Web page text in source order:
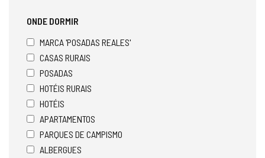
ONDE DORMIR
MARCA 'POSADAS REALES'
CASAS RURAIS
POSADAS
HOTÉIS RURAIS
HOTÉIS
APARTAMENTOS
PARQUES DE CAMPISMO
ALBERGUES